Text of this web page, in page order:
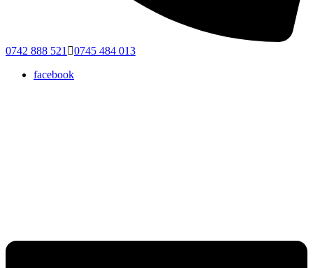
0742 888 521
0745 484 013
facebook